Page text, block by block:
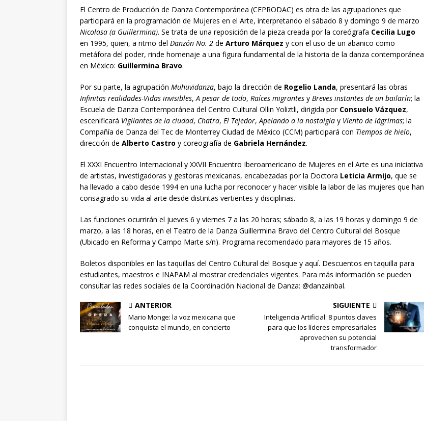
El Centro de Producción de Danza Contemporánea (CEPRODAC) es otra de las agrupaciones que
participará en la programación de Mujeres en el Arte, interpretando el sábado 8 y domingo 9 de marzo
Nicolasa (a Guillermina). Se trata de una reposición de la pieza creada por la coreógrafa Cecilia Lugo
en 1995, quien, a ritmo del Danzón No. 2 de Arturo Márquez y con el uso de un abanico como
metáfora del poder, rinde homenaje a una figura fundamental de la historia de la danza contemporánea
en México: Guillermina Bravo.
Por su parte, la agrupación Muhuvidanza, bajo la dirección de Rogelio Landa, presentará las obras
Infinitas realidades-Vidas invisibles,A pesar de todo, Raíces migrantes y Breves instantes de un bailarín; la
Escuela de Danza Contemporánea del Centro Cultural Ollin Yoliztli, dirigida por Consuelo Vázquez,
escenificará Vigilantes de la ciudad, Chatra, El Tejedor,Apelando a la nostalgia y Viento de lágrimas; la
Compañía de Danza del Tec de Monterrey Ciudad de México (CCM) participará con Tiempos de hielo,
dirección de Alberto Castro y coreografía de Gabriela Hernández.
El XXXI Encuentro Internacional y XXVII Encuentro Iberoamericano de Mujeres en el Arte es una iniciativa
de artistas, investigadoras y gestoras mexicanas, encabezadas por la Doctora Leticia Armijo, que se
ha llevado a cabo desde 1994 en una lucha por reconocer y hacer visible la labor de las mujeres que han
consagrado su vida al arte desde distintas vertientes y disciplinas.
Las funciones ocurrirán el jueves 6 y viernes 7 a las 20 horas; sábado 8, a las 19 horas y domingo 9 de
marzo, a las 18 horas, en el Teatro de la Danza Guillermina Bravo del Centro Cultural del Bosque
(Ubicado en Reforma y Campo Marte s/n). Programa recomendado para mayores de 15 años.
Boletos disponibles en las taquillas del Centro Cultural del Bosque y aquí. Descuentos en taquilla para
estudiantes, maestros e INAPAM al mostrar credenciales vigentes. Para más información se pueden
consultar las redes sociales de la Coordinación Nacional de Danza: @danzainbal.
ANTERIOR
Mario Monge: la voz mexicana que
conquista el mundo, en concierto
SIGUIENTE
Inteligencia Artificial: 8 puntos claves
para que los líderes empresariales
aprovechen su potencial
transformador